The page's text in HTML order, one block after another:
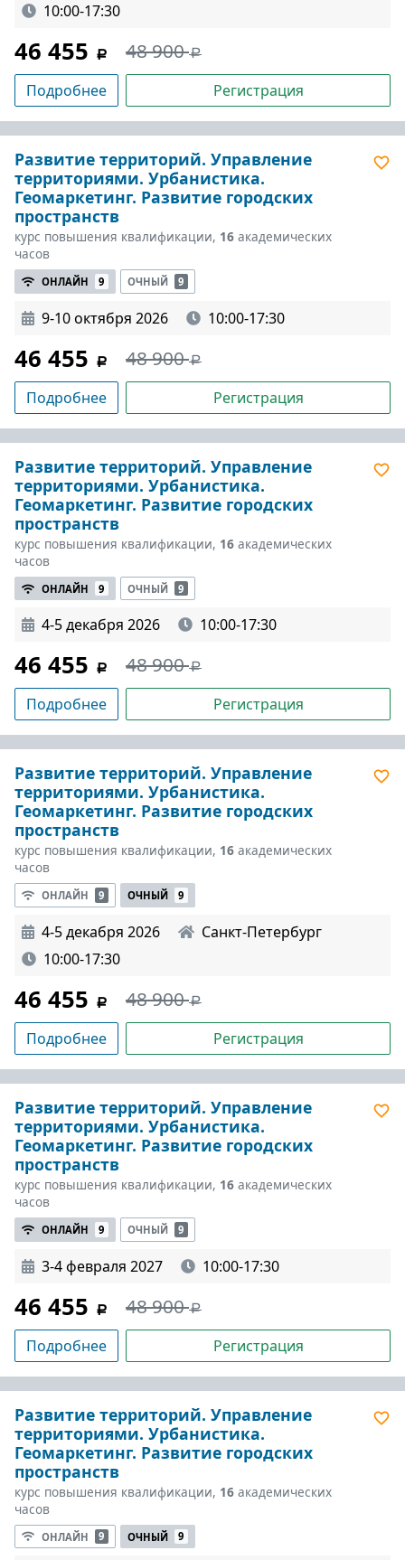
10:00-17:30
46 455 48 900
Подробнее Регистрация
Развитие территорий. Управление
территориями. Урбанистика.
Геомаркетинг. Развитие городских
пространств
курс повышения квалификации, 16 академических
часов
ОНЛАЙН 9 ОЧНЫЙ 9
9-10 октября 2026 10:00-17:30
46 455 48 900
Подробнее Регистрация
Развитие территорий. Управление
территориями. Урбанистика.
Геомаркетинг. Развитие городских
пространств
курс повышения квалификации, 16 академических
часов
ОНЛАЙН 9 ОЧНЫЙ 9
4-5 декабря 2026 10:00-17:30
46 455 48 900
Подробнее Регистрация
Развитие территорий. Управление
территориями. Урбанистика.
Геомаркетинг. Развитие городских
пространств
курс повышения квалификации, 16 академических
часов
ОНЛАЙН 9 ОЧНЫЙ 9
4-5 декабря 2026
Санкт-Петербург
10:00-17:30
46 455 48 900
Подробнее Регистрация
Развитие территорий. Управление
территориями. Урбанистика.
Геомаркетинг. Развитие городских
пространств
курс повышения квалификации, 16 академических
часов
ОНЛАЙН 9 ОЧНЫЙ 9
3-4 февраля 2027 10:00-17:30
46 455 48 900
Подробнее Регистрация
Развитие территорий. Управление
территориями. Урбанистика.
Геомаркетинг. Развитие городских
пространств
курс повышения квалификации, 16 академических
часов
ОНЛАЙН 9 ОЧНЫЙ 9